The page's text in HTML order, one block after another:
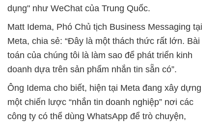
dụng" như WeChat của Trung Quốc.
Matt Idema, Phó Chủ tịch Business Messaging tại
Meta, chia sẻ: “Đây là một thách thức rất lớn. Bài
toán của chúng tôi là làm sao để phát triển kinh
doanh dựa trên sản phẩm nhắn tin sẵn có”.
Ông Idema cho biết, hiện tại Meta đang xây dựng
một chiến lược “nhắn tin doanh nghiệp” nơi các
công ty có thể dùng WhatsApp để trò chuyện,